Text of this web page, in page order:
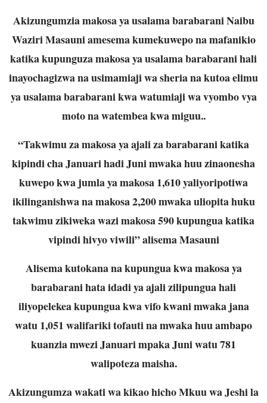
Akizungumzia makosa ya usalama barabarani Naibu
Waziri Masauni amesema kumekuwepo na mafanikio
katika kupunguza makosa ya usalama barabarani hali
inayochagizwa na usimamiaji wa sheria na kutoa elimu
ya usalama barabarani kwa watumiaji wa vyombo vya
moto na watembea kwa miguu..
“Takwimu za makosa ya ajali za barabarani katika
kipindi cha Januari hadi Juni mwaka huu zinaonesha
kuwepo kwa jumla ya makosa 1,610 yaliyoripotiwa
ikilinganishwa na makosa 2,200 mwaka uliopita huku
takwimu zikiweka wazi makosa 590 kupungua katika
vipindi hivyo viwili” alisema Masauni
Alisema kutokana na kupungua kwa makosa ya
barabarani hata idadi ya ajali zilipungua hali
iliyopelekea kupungua kwa vifo kwani mwaka jana
watu 1,051 walifariki tofauti na mwaka huu ambapo
kuanzia mwezi Januari mpaka Juni watu 781
walipoteza maisha.
Akizungumza wakati wa kikao hicho Mkuu wa Jeshi la